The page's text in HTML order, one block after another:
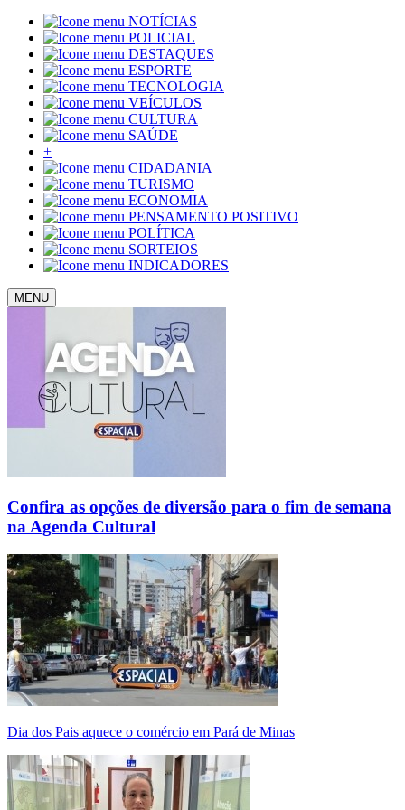
NOTÍCIAS
POLICIAL
DESTAQUES
ESPORTE
TECNOLOGIA
VEÍCULOS
CULTURA
SAÚDE
+
CIDADANIA
TURISMO
ECONOMIA
PENSAMENTO POSITIVO
POLÍTICA
SORTEIOS
INDICADORES
MENU
Confira as opções de diversão para o fim de semana
na Agenda Cultural
Dia dos Pais aquece o comércio em Pará de Minas